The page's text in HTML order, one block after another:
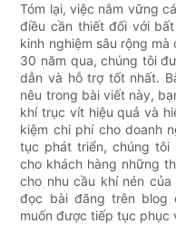
Tóm lại, việc nắm vững
điều cần thiết đối với
kinh nghiệm sâu rộng
30 năm qua, chúng tôi
dẫn và hỗ trợ tốt nhất.
nêu trong bài viết này,
khí trục vít hiệu quả và
kiệm chi phí cho doanh
tục phát triển, chúng
cho khách hàng những
cho nhu cầu khí nén
đọc bài đăng trên blog
muốn được tiếp tục phục